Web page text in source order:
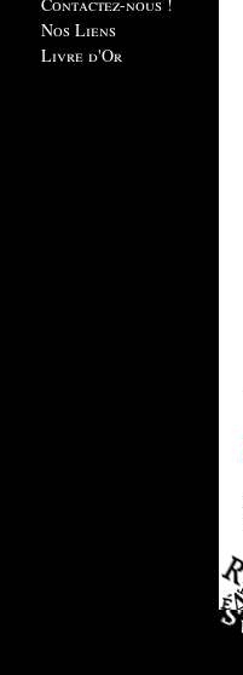
Nos Liens
Livre d'Or